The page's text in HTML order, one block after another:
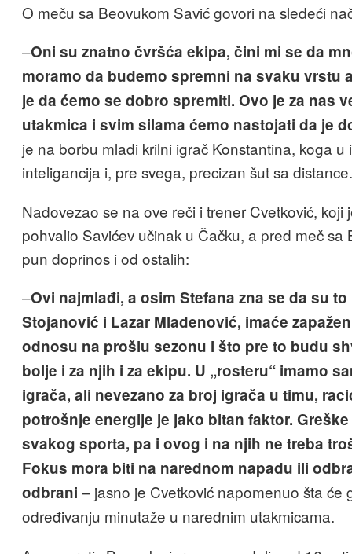
O meču sa Beovukom Savić govori na sledeći
–Oni su znatno čvršća ekipa, čini mi se da
moramo da budemo spremni na svaku vrstu
je da ćemo se dobro spremiti. Ovo je za nas
utakmica i svim silama ćemo nastojati da je
je na borbu mladi krilni igrač Konstantina, koga u
inteligancija i, pre svega, precizan šut sa distance.
Nadovezao se na ove reči i trener Cvetković, koji
pohvalio Savićev učinak u Čačku, a pred meč sa
pun doprinos i od ostalih:
–Ovi najmlađi, a osim Stefana zna se da su to
Stojanović i Lazar Mladenović, imaće
odnosu na prošlu sezonu i što pre to budu
bolje i za njih i za ekipu. U „rosteru“ imamo
igrača, ali nevezano za broj igrača u timu,
potrošnje energije je jako bitan faktor.
svakog sporta, pa i ovog i na njih ne treba
Fokus mora biti na narednom napadu ili
odbrani – jasno je Cvetković napomenuo šta će
određivanju minutaže u narednim utakmicama.